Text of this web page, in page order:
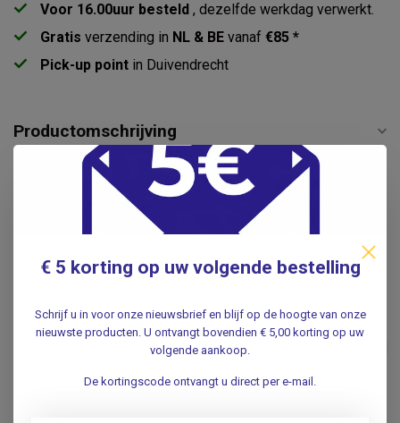
Voor 16.00uur besteld , dezelfde werkdag verwerkt.
Gratis verzending in NL & BE vanaf €85 *
Pick-up point in Duivendrecht
Productomschrijving
Specificaties
Goniometer met pijnlineaal
€ 5 korting op uw volgende bestelling
Schrijf u in voor onze nieuwsbrief en blijf op de hoogte van onze
nieuwste producten. U ontvangt bovendien € 5,00 korting op uw
volgende aankoop.
De kortingscode ontvangt u direct per e-mail.